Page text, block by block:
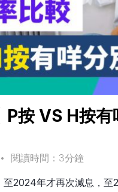
按 VS H按
• 閱讀時間：3分鐘
2024年才再次減息，至